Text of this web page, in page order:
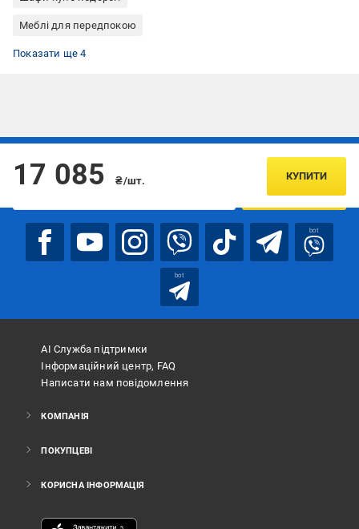
Меблі для передпокою
Шафи-купе для передпокою
Шафи-купе для спальні
Шафи-купе для вітальні
Шафи-купе з ДСП
Показати ще 4
17 085 ₴/шт. КУПИТИ
Підписуйтесь, щоб дізнаватись першим про акції та пропозиції
ПІДПИСАТИСЯ
bot
bot
АІ Служба підтримки
Інформаційний центр, FAQ
Написати нам повідомлення
КОМПАНІЯ
ПОКУПЦЕВІ
КОРИСНА ІНФОРМАЦІЯ